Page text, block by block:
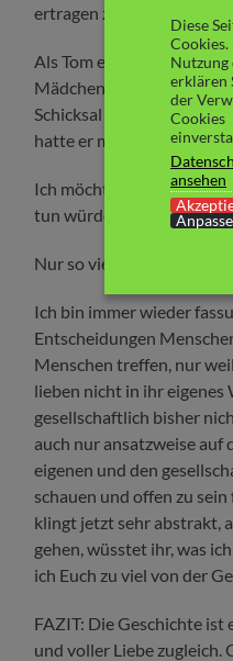
ertragen zu können.
Als Tom endlich erfährt,
Mädchen auf sich hat,
Schicksal umzukehren.
hatte er meine
Ich möchte da nicht zu
tun würde, aber dann
Nur so viel:
Ich bin immer wieder
Entscheidungen
Menschen treffen, nur
lieben nicht in ihr eigenes
gesellschaftlich bisher
auch nur ansatzweise auf
eigenen und den
schauen und offen zu
klingt jetzt sehr abstrakt,
gehen, wüsstet ihr, was
ich Euch zu viel von der
FAZIT: Die Geschichte
und voller Liebe zugleich.
Diese
Nutzung
erklären
der
Cookies
ansehen